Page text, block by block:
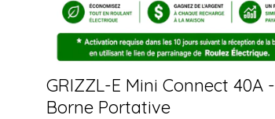
GRIZZL-E Mini Connect 40A -
Borne Portative